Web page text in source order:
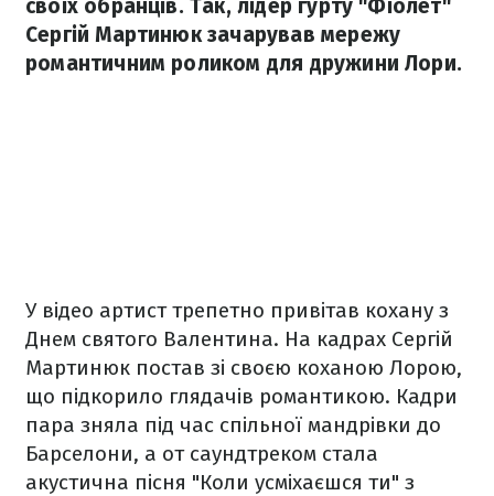
своїх обранців. Так, лідер гурту "Фіолет"
Сергій Мартинюк зачарував мережу
романтичним роликом для дружини Лори.
У відео артист трепетно привітав кохану з
Днем святого Валентина. На кадрах Сергій
Мартинюк постав зі своєю коханою Лорою,
що підкорило глядачів романтикою. Кадри
пара зняла під час спільної мандрівки до
Барселони, а от саундтреком стала
акустична пісня "Коли усміхаєшся ти" з